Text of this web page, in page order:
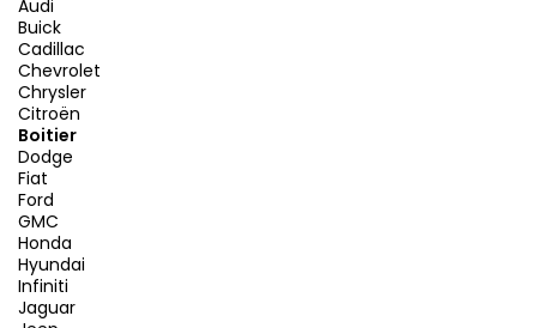
Audi
Buick
Cadillac
Chevrolet
Chrysler
Citroën
Boitier
Dodge
Fiat
Ford
GMC
Honda
Hyundai
Infiniti
Jaguar